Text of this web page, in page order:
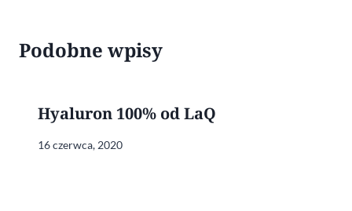
Podobne wpisy
Hyaluron 100% od LaQ
16 czerwca, 2020